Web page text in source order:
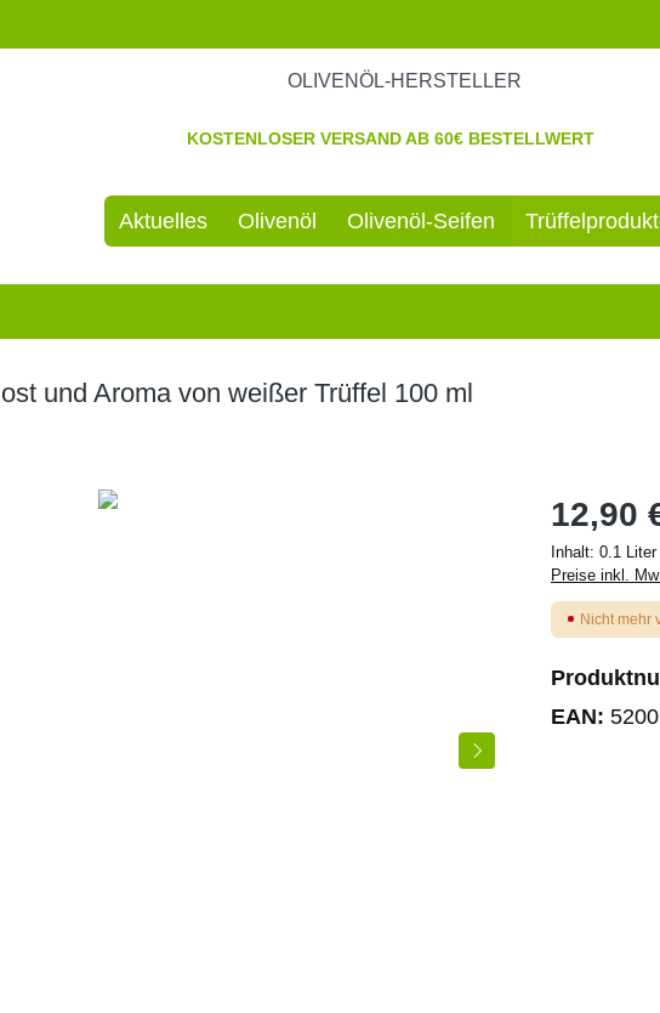
OLIVENÖL-HERSTELLER
KOSTENLOSER VERSAND AB 60€ BESTELLWERT
Aktuelles Olivenöl Olivenöl-Seifen
und Aroma von weißer Trüffel 100 ml
12,90
Inhalt: 0.1 Liter
Preise inkl.
Nicht mehr
EAN: